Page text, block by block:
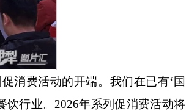
消费活动的开端。我们在已有‘国
饮行业。2026年系列促消费活动将